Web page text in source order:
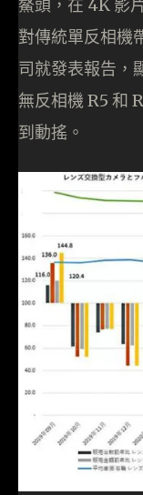
鰲頭，在 4K 影
對傳統單反相機
司就發表報告，
無反相機 R5 和
到動搖。